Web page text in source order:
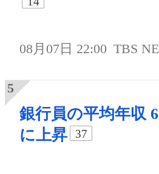
08月07日 22:00 TBS
銀行員の平均年収
に上昇
37